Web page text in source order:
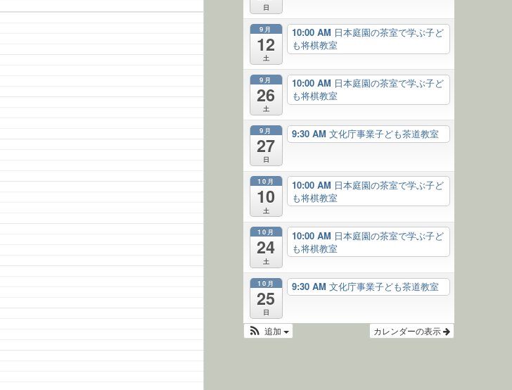
日
9月
12
土
10:00 AM 日本庭園の茶室で学ぶ子ど
も将棋教室
9月
26
土
10:00 AM 日本庭園の茶室で学ぶ子ど
も将棋教室
9月
27
日
9:30 AM 文化庁事業子ども茶道教室
10月
10
土
10:00 AM 日本庭園の茶室で学ぶ子ど
も将棋教室
10月
24
土
10:00 AM 日本庭園の茶室で学ぶ子ど
も将棋教室
10月
25
日
9:30 AM 文化庁事業子ども茶道教室
カレンダーの表示
追加